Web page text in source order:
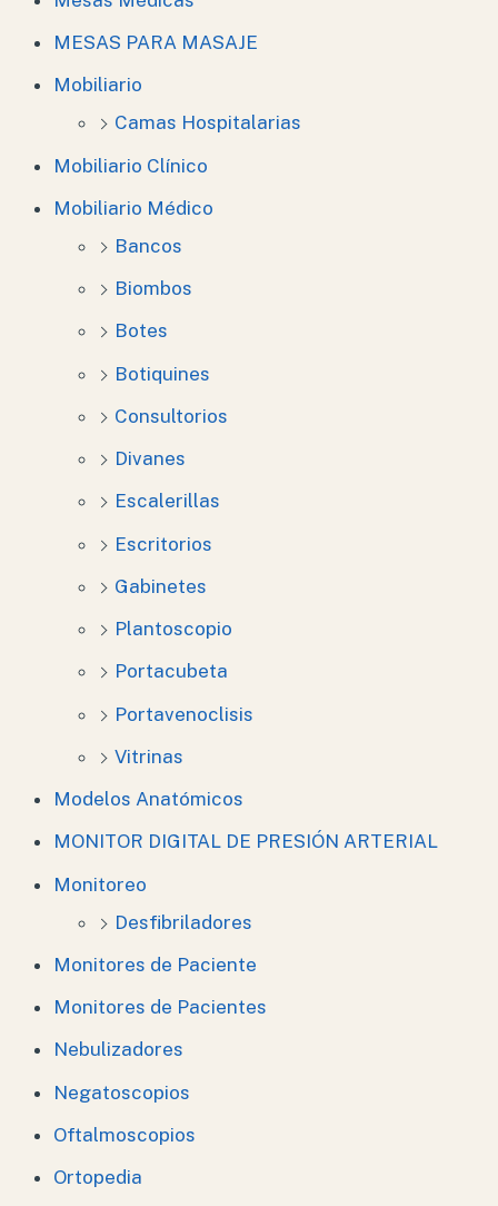
MESAS PARA MASAJE
Mobiliario
Camas Hospitalarias
Mobiliario Clínico
Mobiliario Médico
Bancos
Biombos
Botes
Botiquines
Consultorios
Divanes
Escalerillas
Escritorios
Gabinetes
Plantoscopio
Portacubeta
Portavenoclisis
Vitrinas
Modelos Anatómicos
MONITOR DIGITAL DE PRESIÓN ARTERIAL
Monitoreo
Desfibriladores
Monitores de Paciente
Monitores de Pacientes
Nebulizadores
Negatoscopios
Oftalmoscopios
Ortopedia